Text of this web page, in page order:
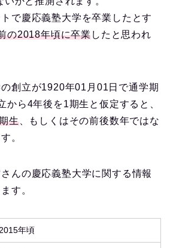
で慶応義塾大学を卒業したとす
の2018年頃に卒業したと思われ
創立が1920年01月01日で通学期
から4年後を1期生と仮定すると、
生、もしくはその前後数年ではな
。
んの慶応義塾大学に関する情報
す。
年頃